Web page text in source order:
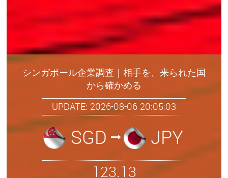
シンガポール企業調査｜相手を、来られた国
から確かめる
UPDATE: 2026-08-06 20:05:03
SGD JPY
123.13